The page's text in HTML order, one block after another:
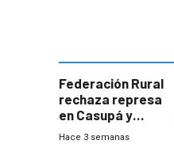
Federación Rural
rechaza represa
en Casupá y
firma demanda
Hace 3 semanas